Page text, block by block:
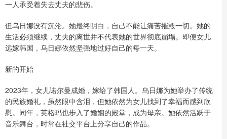
一人承受着失去丈夫的悲伤。
但乌日娜没有沉沦。她最终明白，自己不能让痛苦摧毁一切。她的
生活必须继续，丈夫的离世并不代表她的世界彻底崩塌。即便女儿
远嫁韩国，乌日娜依然坚强地过好自己的每一天。
新的开始
2023年，女儿诺尔曼成婚，嫁给了韩国人。乌日娜为她举办了传统
的民族婚礼，虽然眼中含泪，但她依然为女儿找到了幸福而感到欣
慰。同年，英格玛也步入了婚姻的殿堂，成为母亲。她依然活跃于
音乐舞台，时常在社交平台上分享自己的作品。